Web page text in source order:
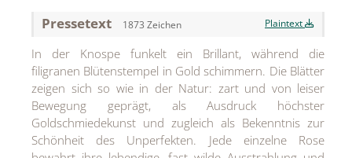
WELEDA
MEDIA
ÜBER
KONTAKT
Pressetext 1873 Zeichen Plaintext
In der Knospe funkelt ein Brillant, während die
filigranen Blütenstempel in Gold schimmern. Die Blätter
zeigen sich so wie in der Natur: zart und von leiser
Bewegung geprägt, als Ausdruck höchster
Goldschmiedekunst und zugleich als Bekenntnis zur
Schönheit des Unperfekten. Jede einzelne Rose